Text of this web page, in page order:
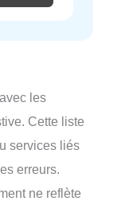
les
Cette liste
services liés
erreurs.
ne reflète